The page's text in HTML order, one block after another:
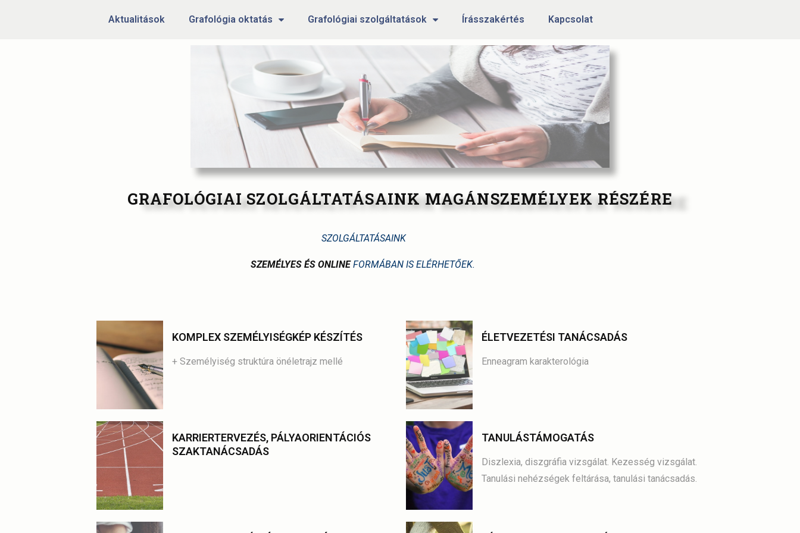
Aktualitások Grafológia oktatás Grafológiai szolgáltatások Írásszakértés Kapcsolat
GRAFOLÓGIAI SZOLGÁLTATÁSAINK MAGÁNSZEMÉLYEK RÉSZÉRE
SZOLGÁLTATÁSAINK
SZEMÉLYES ÉS ONLINEFORMÁBAN IS ELÉRHETŐEK.
KOMPLEX SZEMÉLYISÉGKÉP KÉSZÍTÉS
+ Személyiség struktúra önéletrajz mellé
ÉLETVEZETÉSI TANÁCSADÁS
Enneagram karakterológia
KARRIERTERVEZÉS, PÁLYAORIENTÁCIÓS
SZAKTANÁCSADÁS
TANULÁSTÁMOGATÁS
Diszlexia, diszgráfia vizsgálat. Kezesség vizsgálat.
Tanulási nehézségek feltárása, tanulási tanácsadás.